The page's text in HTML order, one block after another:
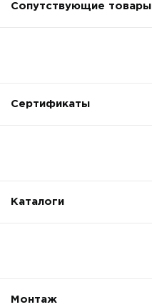
Сопутствующие товары
Сертификаты
Каталоги
Монтаж